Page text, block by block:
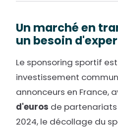
Un marché en
un besoin
Le sponsoring sportif
investissement
annonceurs en France,
d'euros de partenariats
2024, le décollage du